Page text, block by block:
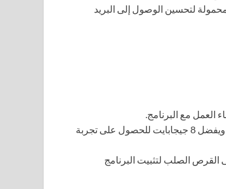
لتحسين الوصول إلى البريد
يتطلب البرنامج 4 جيجابايت كحد أدنى من الذاكرة العشوائية، ويفضل 8 جيجابايت للحصول على تجربة
الحرة على القرص الصلب لتثبيت البرنامج